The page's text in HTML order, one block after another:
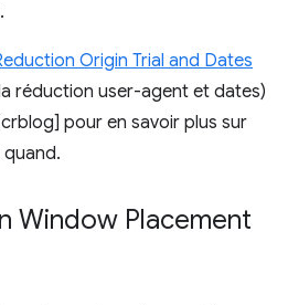
Origin Trial and Dates
réduction user-agent et dates)
pour en savoir plus sur
Window Placement